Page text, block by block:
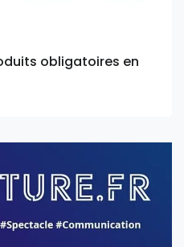
obligatoires en